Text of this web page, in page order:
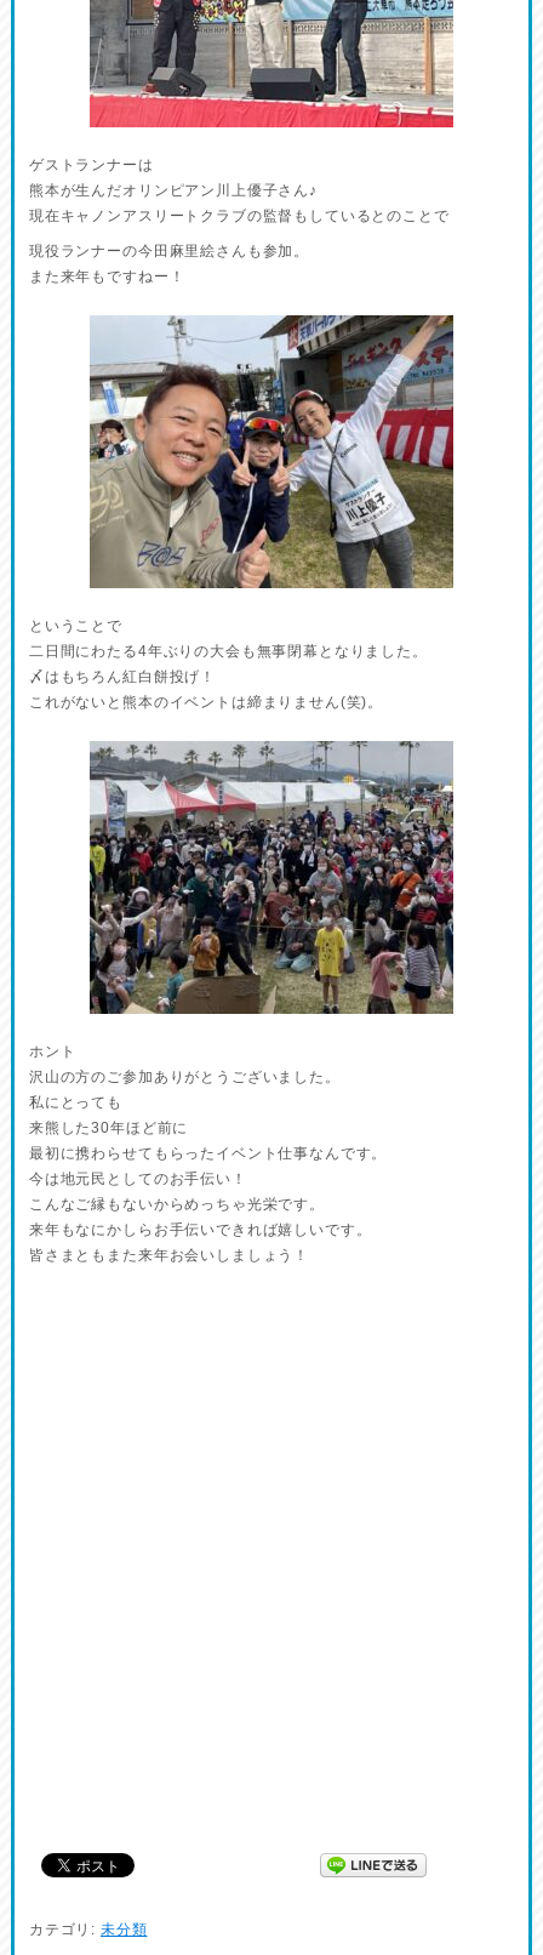
ゲストランナーは
熊本が生んだオリンピアン川上優子さん♪
現在キャノンアスリートクラブの監督もしているとのことで
現役ランナーの今田麻里絵さんも参加。
また来年もですねー！
ということで
二日間にわたる4年ぶりの大会も無事閉幕となりました。
〆はもちろん紅白餅投げ！
これがないと熊本のイベントは締まりません(笑)。
ホント
沢山の方のご参加ありがとうございました。
私にとっても
来熊した30年ほど前に
最初に携わらせてもらったイベント仕事なんです。
今は地元民としてのお手伝い！
こんなご縁もないからめっちゃ光栄です。
来年もなにかしらお手伝いできれば嬉しいです。
皆さまともまた来年お会いしましょう！
カテゴリ: 未分類